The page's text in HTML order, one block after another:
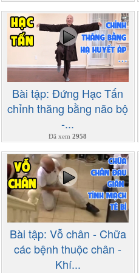
Bài tập: Đứng Hạc Tấn
chỉnh thăng bằng não bộ
-...
Đã xem2958
Bài tập: Vỗ chân - Chữa
các bệnh thuộc chân -
Khí...